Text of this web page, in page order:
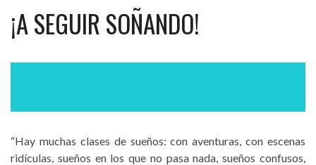
¡A SEGUIR SOÑANDO!
“Hay muchas clases de sueños: con aventuras, con escenas
ridículas, sueños en los que no pasa nada, sueños confusos,